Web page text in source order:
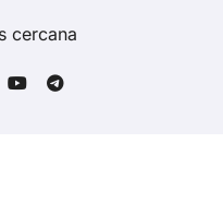
cercana